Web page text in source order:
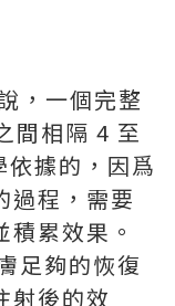
，一個完整
間相隔 4 至
據的，因爲
過程，需要
累效果。
足夠的恢復
射後的效